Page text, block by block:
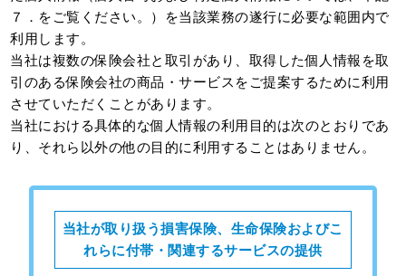
７．をご覧ください。）を当該業務の遂行に必要な範囲内で
利用します。
当社は複数の保険会社と取引があり、取得した個人情報を取
引のある保険会社の商品・サービスをご提案するために利用
させていただくことがあります。
当社における具体的な個人情報の利用目的は次のとおりであ
り、それら以外の他の目的に利用することはありません。
当社が取り扱う損害保険、生命保険およびこ
れらに付帯・関連するサービスの提供